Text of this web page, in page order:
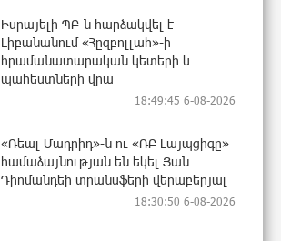
Իսրայելի ՊԲ-ն հարձակվել է
Լիբանանում «Հըզբոլլահ»-ի
հրամանատարական կետերի և
պահեստների վրա
18:49:45 6-08-2026
«Ռեալ Մադրիդ»-ն ու «ՌԲ Լայպցիգը»
համաձայնության են եկել Յան
Դիոմանդեի տրանսֆերի վերաբերյալ
18:30:50 6-08-2026